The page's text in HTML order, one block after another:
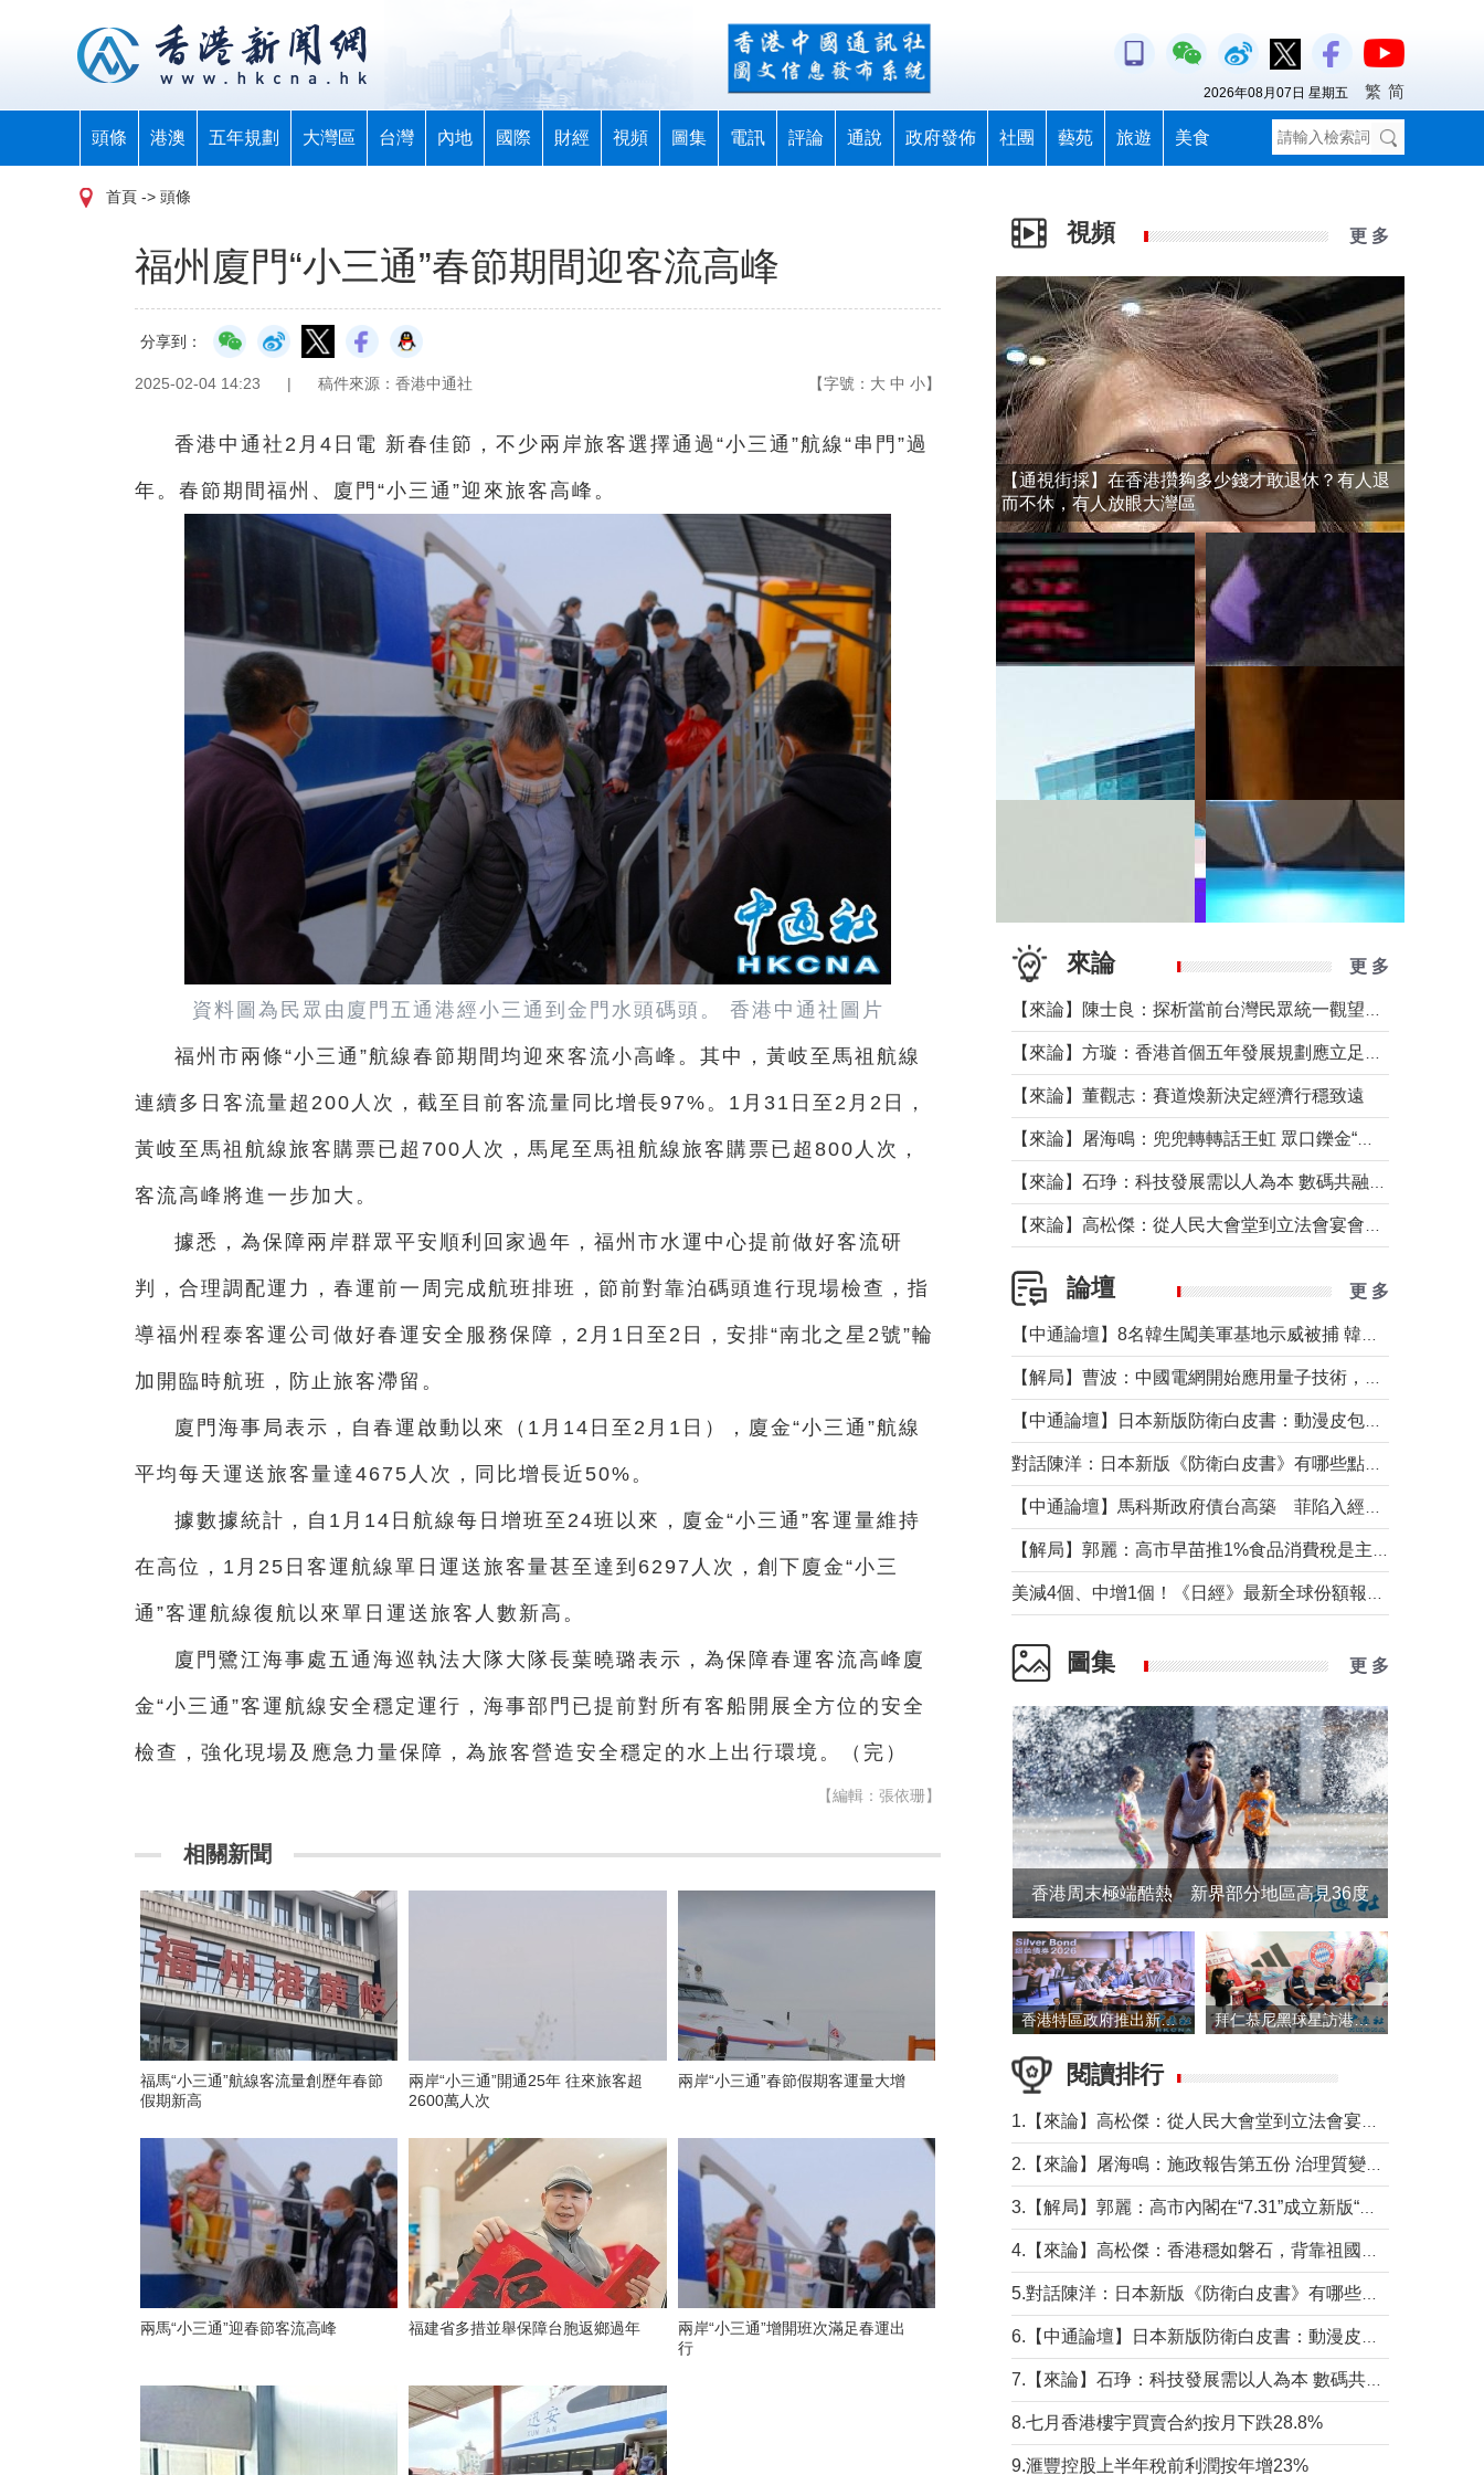
頭條 港澳 五年規劃 大灣區 台灣 內地 國際 財經 視頻 圖集 電訊 評論 通說 政府發佈 社團 藝苑 旅遊 美食
2026年08月07日 星期五 繁 简
首頁 -> 頭條
福州廈門“小三通”春節期間迎客流高峰
分享到：
2025-02-04 14:23 | 稿件來源：香港中通社 【字號： 大 中 小】
香港中通社2月4日電 新春佳節，不少兩岸旅客選擇通過“小三通”航線“串門”過
年。春節期間福州、廈門“小三通”迎來旅客高峰。
資料圖為民眾由廈門五通港經小三通到金門水頭碼頭。 香港中通社圖片
福州市兩條“小三通”航線春節期間均迎來客流小高峰。其中，黃岐至馬祖航線
連續多日客流量超200人次，截至目前客流量同比增長97%。1月31日至2月2日，
黃岐至馬祖航線旅客購票已超700人次，馬尾至馬祖航線旅客購票已超800人次，
客流高峰將進一步加大。
據悉，為保障兩岸群眾平安順利回家過年，福州市水運中心提前做好客流研
判，合理調配運力，春運前一周完成航班排班，節前對靠泊碼頭進行現場檢查，指
導福州程泰客運公司做好春運安全服務保障，2月1日至2日，安排“南北之星2號”輪
加開臨時航班，防止旅客滯留。
廈門海事局表示，自春運啟動以來（1月14日至2月1日），廈金“小三通”航線
平均每天運送旅客量達4675人次，同比增長近50%。
據數據統計，自1月14日航線每日增班至24班以來，廈金“小三通”客運量維持
在高位，1月25日客運航線單日運送旅客量甚至達到6297人次，創下廈金“小三
通”客運航線復航以來單日運送旅客人數新高。
廈門鷺江海事處五通海巡執法大隊大隊長葉曉璐表示，為保障春運客流高峰廈
金“小三通”客運航線安全穩定運行，海事部門已提前對所有客船開展全方位的安全
檢查，強化現場及應急力量保障，為旅客營造安全穩定的水上出行環境。（完）
【編輯：張依珊】
相關新聞
福馬“小三通”航線客流量創歷年春節
假期新高
兩岸“小三通”開通25年 往來旅客超
2600萬人次
兩岸“小三通”春節假期客運量大增
兩馬“小三通”迎春節客流高峰 福建省多措並舉保障台胞返鄉過年
兩岸“小三通”增開班次滿足春運出
行
視頻 更 多
【通視街採】在香港攢夠多少錢才敢退休？有人退
而不休，有人放眼大灣區
來論 更 多
【來論】董觀志：賽道煥新決定經濟行穩致遠
論壇 更 多
圖集 更 多
香港周末極端酷熱 新界部分地區高見36度
香港特區政府推出新一批銀色債券 每手1萬元保底息4.25厘 拜仁慕尼黑球星訪港 與球迷近距離互動
閱讀排行
8.七月香港樓宇買賣合約按月下跌28.8%
9.滙豐控股上半年稅前利潤按年增23%